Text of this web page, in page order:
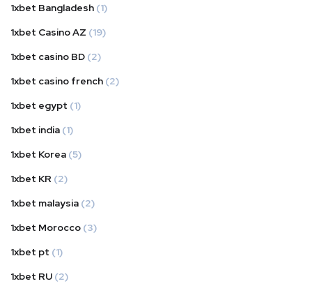
1xbet Bangladesh (1)
1xbet Casino AZ (19)
1xbet casino BD (2)
1xbet casino french (2)
1xbet egypt (1)
1xbet india (1)
1xbet Korea (5)
1xbet KR (2)
1xbet malaysia (2)
1xbet Morocco (3)
1xbet pt (1)
1xbet RU (2)